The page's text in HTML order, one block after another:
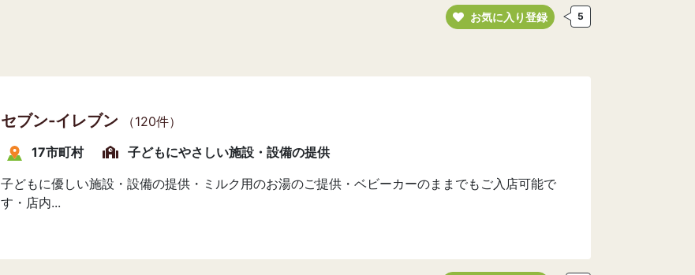
お気に入り登録 5
セブン‐イレブン
（120件）
17市町村
子どもにやさしい施設・設備の提供
子どもに優しい施設・設備の提供・ミルク用のお湯のご提供・ベビーカーのままでもご入店可能で
す・店内...